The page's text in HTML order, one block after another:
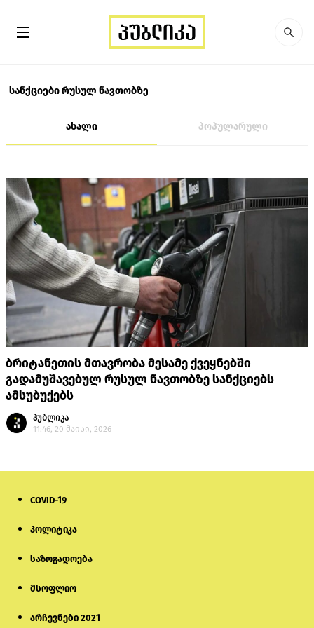
სანქციები რუსულ ნავთობზე
ახალი პოპულარული
ბრიტანეთის მთავრობა მესამე ქვეყნებში
გადამუშავებულ რუსულ ნავთობზე სანქციებს
ამსუბუქებს
პუბლიკა
11:46, 20 მაისი, 2026
COVID-19
პოლიტიკა
საზოგადოება
მსოფლიო
არჩევნები 2021